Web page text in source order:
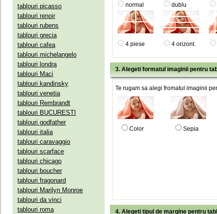
tablouri picasso
tablouri renoir
tablouri rubens
tablouri grecia
tablouri cafea
tablouri michelangelo
tablouri londra
tablouri Maci
tablouri kandinsky
tablouri venetia
tablouri Rembrandt
tablouri BUCURESTI
tablouri godfather
tablouri italia
tablouri caravaggio
tablouri scarface
tablouri chicago
tablouri boucher
tablouri fragonard
tablouri Marilyn Monroe
tablouri da vinci
tablouri roma
normal dublu
4 piese 4 orizont.
3. Alegeti formatul imaginii pentru
Te rugam sa alegi fromatul imaginii
Color Sepia
4. Alegeti tipul de margine pentru